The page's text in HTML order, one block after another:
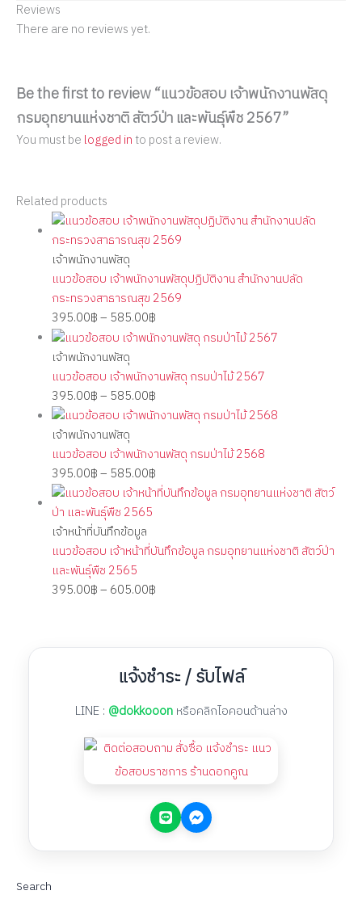
Reviews
There are no reviews yet.
Be the first to review “แนวข้อสอบ เจ้าพนักงานพัสดุ
กรมอุทยานแห่งชาติ สัตว์ป่า และพันธุ์พืช 2567”
You must be logged in to post a review.
Related products
เจ้าพนักงานพัสดุ
แนวข้อสอบ เจ้าพนักงานพัสดุปฏิบัติงาน สำนักงานปลัด
กระทรวงสาธารณสุข 2569
395.00฿– 585.00฿
เจ้าพนักงานพัสดุ
แนวข้อสอบ เจ้าพนักงานพัสดุ กรมป่าไม้ 2567
395.00฿– 585.00฿
เจ้าพนักงานพัสดุ
แนวข้อสอบ เจ้าพนักงานพัสดุ กรมป่าไม้ 2568
395.00฿– 585.00฿
เจ้าหน้าที่บันทึกข้อมูล
แนวข้อสอบ เจ้าหน้าที่บันทึกข้อมูล กรมอุทยานแห่งชาติ สัตว์ป่า
และพันธุ์พืช 2565
395.00฿– 605.00฿
แจ้งชำระ / รับไฟล์
LINE : @dokkooon หรือคลิกไอคอนด้านล่าง
Search